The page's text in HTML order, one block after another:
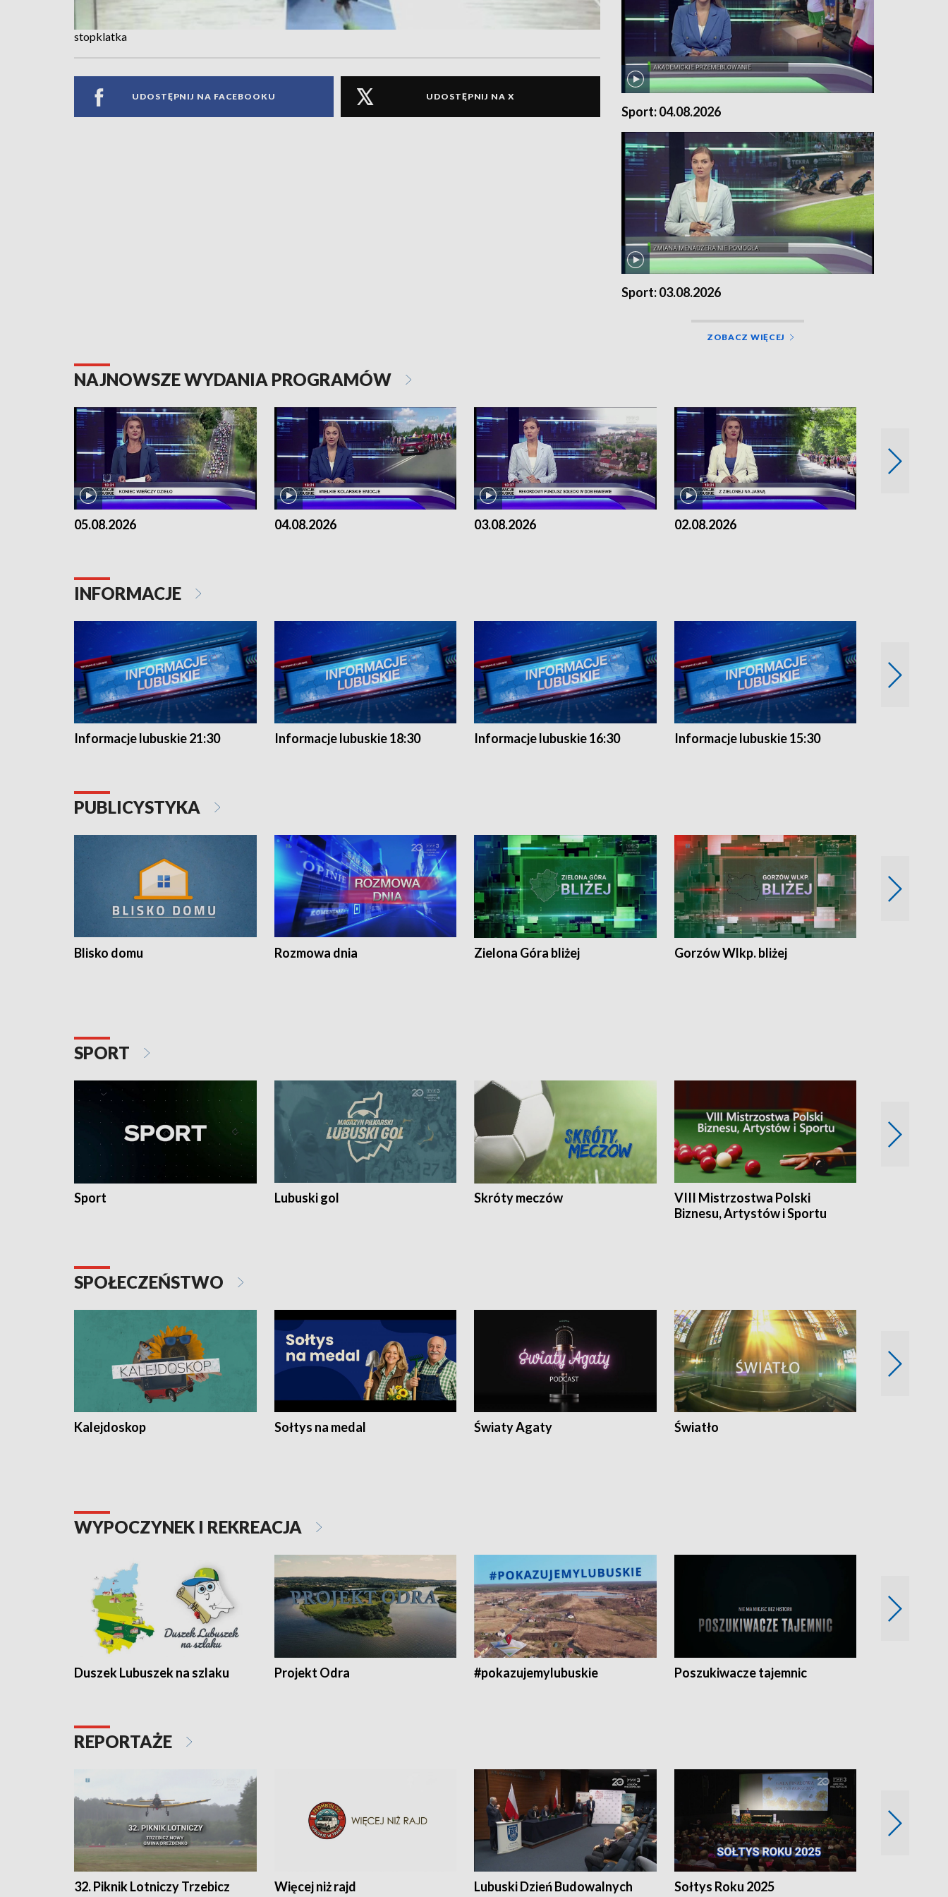
stopklatka
UDOSTĘPNIJ NA FACEBOOKU UDOSTĘPNIJ NA X
Sport: 04.08.2026
Sport: 03.08.2026
ZOBACZ WIĘCEJ
NAJNOWSZE WYDANIA PROGRAMÓW
05.08.2026 04.08.2026 03.08.2026 02.08.2026
INFORMACJE
Informacje lubuskie 21:30 Informacje lubuskie 18:30 Informacje lubuskie 16:30 Informacje lubuskie 15:30
PUBLICYSTYKA
Blisko domu Rozmowa dnia Zielona Góra bliżej Gorzów Wlkp. bliżej
SPORT
Sport Lubuski gol Skróty meczów
VIII Mistrzostwa Polski
Biznesu, Artystów i Sportu
SPOŁECZEŃSTWO
Kalejdoskop Sołtys na medal Światy Agaty Światło
WYPOCZYNEK I REKREACJA
Duszek Lubuszek na szlaku Projekt Odra #pokazujemylubuskie Poszukiwacze tajemnic
REPORTAŻE
32. Piknik Lotniczy Trzebicz
Więcej niż rajd Lubuski Dzień Budowalnych Sołtys Roku 2025